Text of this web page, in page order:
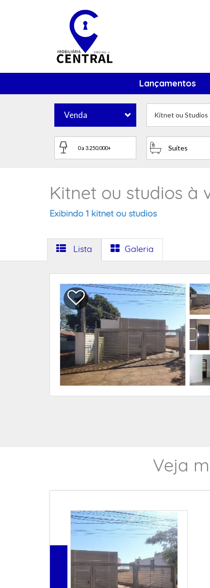
Lançamentos
Venda Kitnet ou Studios
Suítes
Kitnet ou studios à
Exibindo 1 kitnet ou studios
Lista Galeria
Veja